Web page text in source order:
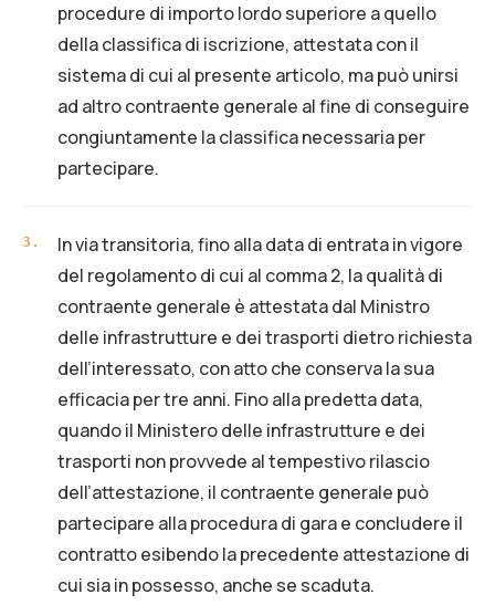
procedure di importo lordo superiore a quello
della classifica di iscrizione, attestata con il
sistema di cui al presente articolo, ma può unirsi
ad altro contraente generale al fine di conseguire
congiuntamente la classifica necessaria per
partecipare.
3 .
In via transitoria, fino alla data di entrata in vigore
del regolamento di cui al comma 2, la qualità di
contraente generale è attestata dal Ministro
delle infrastrutture e dei trasporti dietro richiesta
dell’interessato, con atto che conserva la sua
efficacia per tre anni. Fino alla predetta data,
quando il Ministero delle infrastrutture e dei
trasporti non provvede al tempestivo rilascio
dell’attestazione, il contraente generale può
partecipare alla procedura di gara e concludere il
contratto esibendo la precedente attestazione di
cui sia in possesso, anche se scaduta.